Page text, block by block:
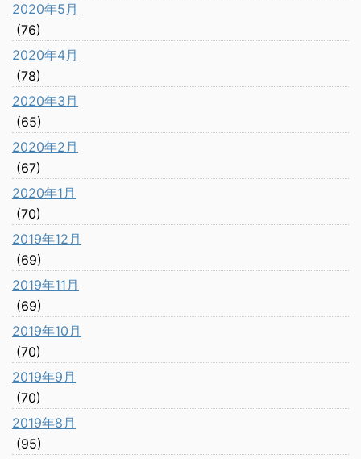
2020年5月
(76)
2020年4月
(78)
2020年3月
(65)
2020年2月
(67)
2020年1月
(70)
2019年12月
(69)
2019年11月
(69)
2019年10月
(70)
2019年9月
(70)
2019年8月
(95)